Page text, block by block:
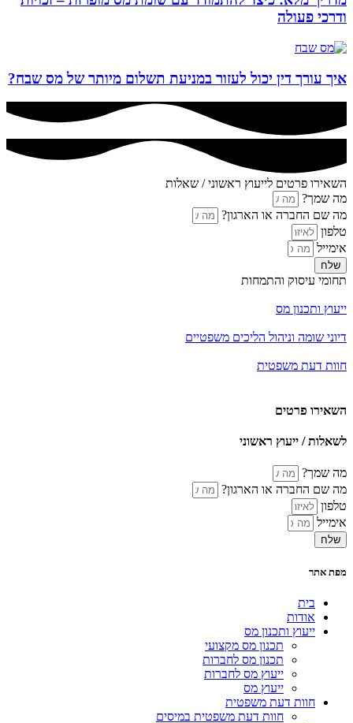
ודרכי פעולה
איך עורך דין יכול לעזור במניעת תשלום מיותר של מס שבח?
השאירו פרטים לייעוץ ראשוני / שאלות
מה שמך?
מה שם החברה או הארגון?
טלפון
אימייל
שלח
תחומי עיסוק והתמחות
ייעוץ ותכנון מס
דיוני שומה וניהול הליכים משפטיים
חוות דעת משפטית
השאירו פרטים
לשאלות / ייעוץ ראשוני
מה שמך?
מה שם החברה או הארגון?
טלפון
אימייל
שלח
מפת אתר
בית
אודות
ייעוץ ותכנון מס
תכנון מס מקצועי
תכנון מס לחברות
ייעוץ מס לחברות
ייעוץ מס
חוות דעת משפטית
חוות דעת משפטית במיסים